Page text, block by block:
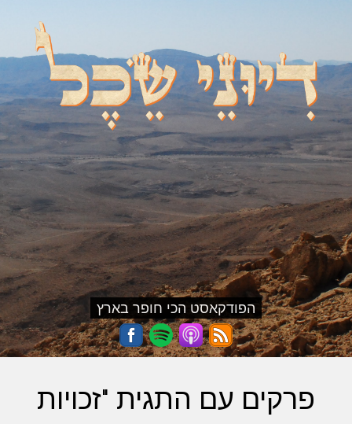
דיוני שכל
הפודקאסט הכי חופר בארץ
פרקים עם התגית "זכויות